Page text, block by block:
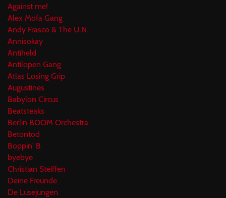
Against me!
Alex Mofa Gang
Andy Frasco & The U.N.
Annisokay
Antiheld
Antilopen Gang
Atlas Losing Grip
Augustines
Babylon Circus
Beatsteaks
Berlin BOOM Orchestra
Betontod
Boppin' B
byebye
Christian Steiffen
Deine Freunde
De Lusejungen